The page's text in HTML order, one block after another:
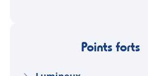
Points forts